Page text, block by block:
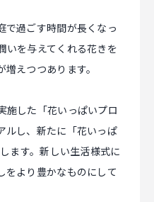
で過ごす時間が長くなっ
いを与えてくれる花きを
えつつあります。
施した「花いっぱいプロ
ルし、新たに「花いっぱ
ます。新しい生活様式に
をより豊かなものにして